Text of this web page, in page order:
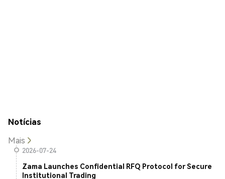
Notícias
Mais
2026-07-24
Zama Launches Confidential RFQ Protocol for Secure
Institutional Trading